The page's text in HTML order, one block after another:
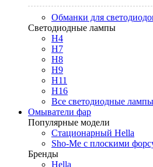
Обманки для
Светодиодные лампы
H4
H7
H8
H9
H11
H16
Все светодиодные лампы
Омыватели фар
Популярные модели
Стационарный Hella
Sho-Me с плоскими
Бренды
Hella